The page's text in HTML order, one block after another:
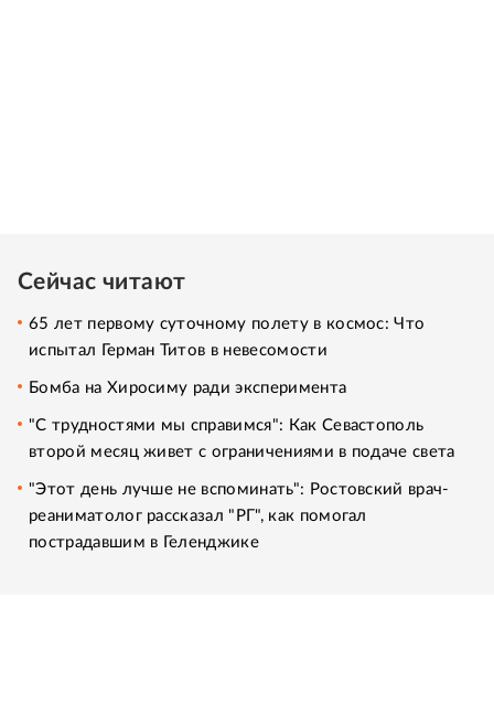
Сейчас читают
65 лет первому суточному полету в космос: Что
испытал Герман Титов в невесомости
Бомба на Хиросиму ради эксперимента
"С трудностями мы справимся": Как Севастополь
второй месяц живет с ограничениями в подаче света
"Этот день лучше не вспоминать": Ростовский врач-
реаниматолог рассказал "РГ", как помогал
пострадавшим в Геленджике